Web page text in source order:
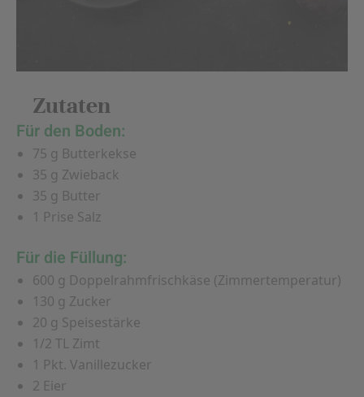
Zutaten
Für den Boden:
75 g Butterkekse
35 g Zwieback
35 g Butter
1 Prise Salz
Für die Füllung:
600 g Doppelrahmfrischkäse (Zimmertemperatur)
130 g Zucker
20 g Speisestärke
1/2 TL Zimt
1 Pkt. Vanillezucker
2 Eier